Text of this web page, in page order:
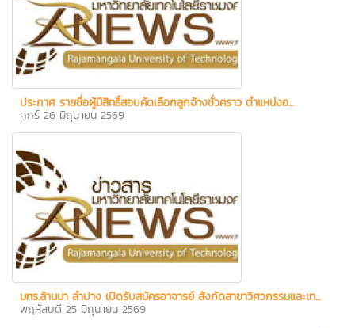
ประกาศ รายชื่อผู้มีสิทธิ์สอบคัดเลือกลูกจ้างชั่วคราว ตำแหน่งอ...
ศุกร์ 26 มิถุนายน 2569
มทร.ล้านนา ลำปาง เปิดรับสมัครอาจารย์ สังกัดสาขาวิศวกรรมและเท...
พฤหัสบดี 25 มิถุนายน 2569